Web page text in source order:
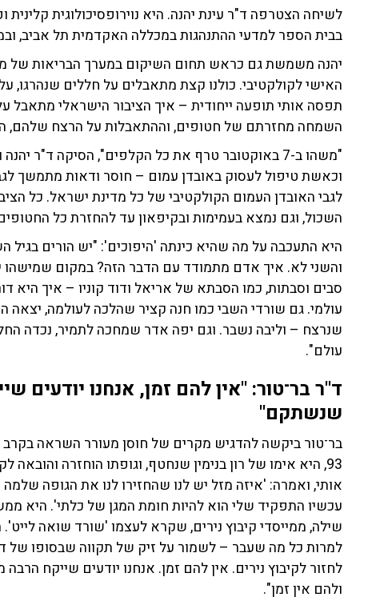
לשיחה הצטרפה ד"ר עינת יהנה. היא נוירופסיכולוגית
בבית הספר למדעי ההתנהגות במכללה האקדמית תל אביב,
יהנה משמשת גם כראש תחום השיקום במערך הבריאות של
האישי לקולקטיבי. כולנו קצת מתאבלים על חללים שנהרגו,
תפסה אותי תופעה ייחודית – איך הציבור הישראלי
השמחה מחזרתם של חטופים, וההתאבלות על הרצח שלהם,
"משהו ב-7 באוקטובר טרף את כל הקלפים", הסיקה ד"ר
וכאשת טיפול לעסוק באובדן עמום – חוסר ודאות מתמשך
לגבי האובדן העמום הקולקטיבי של כל מדינת ישראל. כל
השכול, וגם נמצא בעמימות ובקיפאון עד להחזרת כל
היא התעכבה על מה שהיא כינתה 'היפוכים': "יש הורים בגיל
והשני לא. איך אדם מתמודד עם הדבר הזה? במקום
סבים וסבתות, כמו הסבתא של אריאל ודוד קוניו – איך
עולמי. גם שורדי השבי כמו חנה קציר שהלכה לעולמה,
שנרצח – וליבה נשבר. וגם יפה אדר שמחכה לתמיר, נכדה
עולם".
ד"ר בר־טור: "אין להם זמן, אנחנו יודעים
שנשתקם"
בר־טור ביקשה להדגיש מקרים של חוסן מעורר השראה בקרב
93, היא אימו של רון בנימין שנחטף, וגופתו הוחזרה
אותי, ואמרה: 'איזה מזל יש לנו שהחזירו לנו את הגופה
עכשיו התפקיד שלי הוא להיות חומת המגן של כלתי'. היא
למרות כל מה שעבר – לשמור על זיק של תקווה שבסופו של
לחזור לקיבוץ נירים. אין להם זמן. אנחנו יודעים שייקח
ולהם אין זמן".